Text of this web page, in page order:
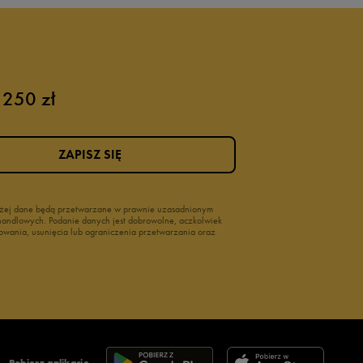
zł
dane będą przetwarzane w prawnie uzasadnionym
Podanie danych jest dobrowolne, aczkolwiek
usunięcia lub ograniczenia przetwarzania oraz
ZAPISZ SIĘ